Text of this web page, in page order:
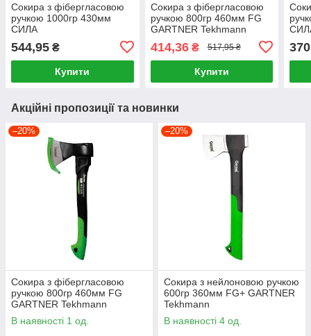
Сокира з фібергласовою
ручкою 1000гр 430мм
СИЛА
544,95 ₴
Купити
Сокира з фібергласовою
ручкою 800гр 460мм FG
GARTNER Tekhmann
414,36₴ 517,95 ₴
Купити
Акційні пропозиції та новинки
–20%
Сокира з фібергласовою
ручкою 800гр 460мм FG
GARTNER Tekhmann
В наявності 1 од.
–20%
Сокира з нейлоновою ручкою
600гр 360мм FG+ GARTNER
Tekhmann
В наявності 4 од.